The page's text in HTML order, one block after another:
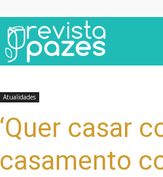
Atualidades
‘Quer casar
casamento